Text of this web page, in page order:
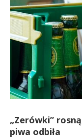
„Zerówki”
piwa odbiła